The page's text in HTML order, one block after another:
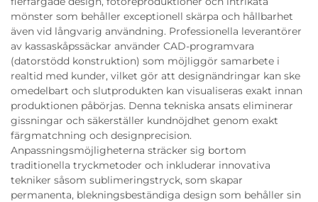
mönster som behåller exceptionell skärpa och hållbarhet
även vid långvarig användning. Professionella leverantörer
av kassaskåpssäckar använder CAD-programvara
(datorstödd konstruktion) som möjliggör samarbete i
realtid med kunder, vilket gör att designändringar kan ske
omedelbart och slutprodukten kan visualiseras exakt innan
produktionen påbörjas. Denna tekniska ansats eliminerar
gissningar och säkerställer kundnöjdhet genom exakt
färgmatchning och designprecision.
Anpassningsmöjligheterna sträcker sig bortom
traditionella tryckmetoder och inkluderar innovativa
tekniker såsom sublimeringstryck, som skapar
permanenta, blekningsbeständiga design som behåller sin